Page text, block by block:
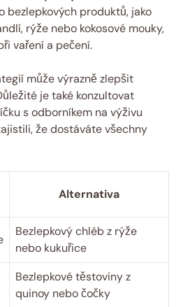
bezlepkových produktů, jako
rýže nebo kokosové mouky,
vaření a pečení.
může výrazně zlepšit
je také konzultovat
s odborníkem na výživu
že dostáváte všechny
Alternativa
Bezlepkový chléb z rýže
nebo kukuřice
Bezlepkové těstoviny z
quinoy nebo čočky